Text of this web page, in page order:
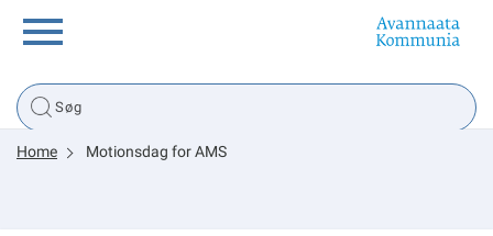
Borger
Home Motionsdag for AMS